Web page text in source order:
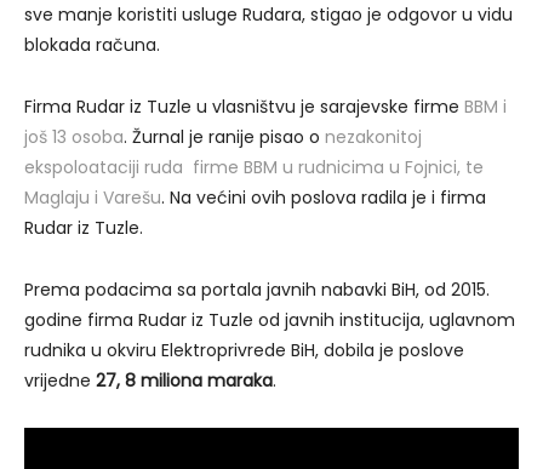
sve manje koristiti usluge Rudara, stigao je odgovor u vidu
blokada računa.
Firma Rudar iz Tuzle u vlasništvu je sarajevske firme BBM i
još 13 osoba. Žurnal je ranije pisao o nezakonitoj
ekspoloataciji ruda firme BBM u rudnicima u Fojnici, te
Maglaju i Varešu. Na većini ovih poslova radila je i firma
Rudar iz Tuzle.
Prema podacima sa portala javnih nabavki BiH, od 2015.
godine firma Rudar iz Tuzle od javnih institucija, uglavnom
rudnika u okviru Elektroprivrede BiH, dobila je poslove
vrijedne 27, 8 miliona maraka.